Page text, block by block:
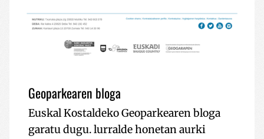
Geoparkearen bloga
Euskal Kostaldeko Geoparkearen bloga
garatu dugu. lurralde honetan aurki